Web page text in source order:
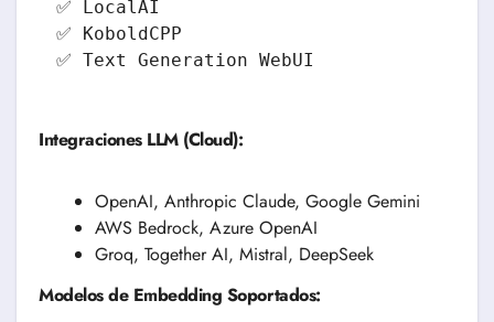
✅ LocalAI
✅ KoboldCPP
Integraciones LLM (Cloud):
OpenAI, Anthropic Claude, Google Gemini
AWS Bedrock, Azure OpenAI
Groq, Together AI, Mistral, DeepSeek
Modelos de Embedding Soportados: